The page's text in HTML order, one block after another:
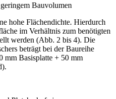
Bauvolumen
hohe Flächendichte. Hierdurch
im Verhältnis zum benötigten
werden (Abb. 2 bis 4). Die
beträgt bei der Bau­reihe
mm Basisplatte + 50 mm